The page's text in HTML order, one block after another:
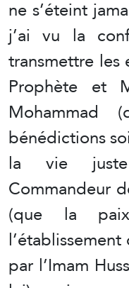
ne s’éteint
j’ai vu la
transmettre
Prophète et
bénédictions
la vie
Commandeur
(que la
par l’Imam